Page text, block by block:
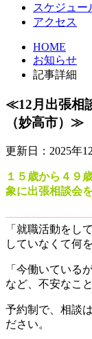
スケジュー
アクセス
HOME
お知らせ
記事詳細
≪12月出張相
（妙高市）≫
更新日：2025年
１５歳から４９
象に出張相談会
「就職活動をし
していなくて何
「今働いている
など、不安なこ
予約制で、相談
ださい。